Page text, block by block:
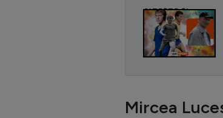
CITEȘTE ȘI
Mircea